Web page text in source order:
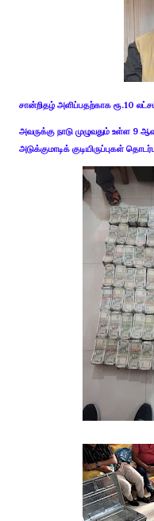
சான்றிதழ் அளிப்பதற்காக ரூ.10
அவருக்கு நாடு முழுவதும் உள்ள 9
அடுக்குமாடிக் குடியிருப்புகள்